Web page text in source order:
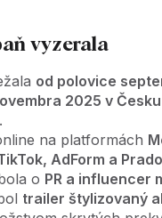
vyzerala
od polovice
2025 v
.
na platformách
AdForm a Prado
o PR a influencer
trailer štylizovaný